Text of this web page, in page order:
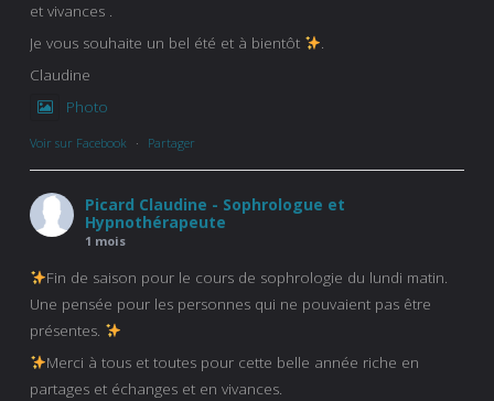
et vivances .
Je vous souhaite un bel été et à bientôt
.
Claudine
Photo
Voir sur Facebook · Partager
Picard Claudine - Sophrologue et
Hypnothérapeute
1 mois
Fin de saison pour le cours de sophrologie du lundi matin.
Une pensée pour les personnes qui ne pouvaient pas être
présentes.
Merci à tous et toutes pour cette belle année riche en
partages et échanges et en vivances.